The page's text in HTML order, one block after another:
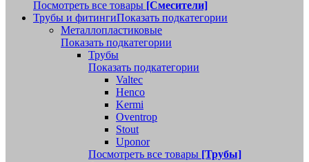
Посмотреть все товары [Смесители]
Трубы и фитингиПоказать подкатегории
Металлопластиковые
Показать подкатегории
Трубы
Показать подкатегории
Valtec
Henco
Kermi
Oventrop
Stout
Uponor
Посмотреть все товары [Трубы]